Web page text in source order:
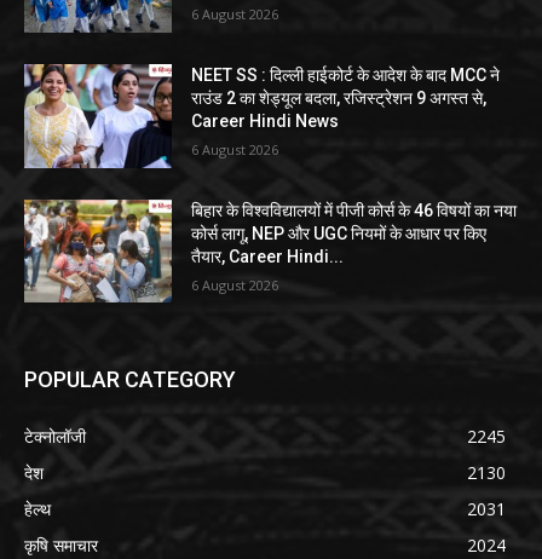
6 August 2026
NEET SS : दिल्ली हाईकोर्ट के आदेश के बाद MCC ने
राउंड 2 का शेड्यूल बदला, रजिस्ट्रेशन 9 अगस्त से,
Career Hindi News
6 August 2026
बिहार के विश्वविद्यालयों में पीजी कोर्स के 46 विषयों का नया
कोर्स लागू, NEP और UGC नियमों के आधार पर किए
तैयार, Career Hindi...
6 August 2026
POPULAR CATEGORY
टेक्नोलॉजी
2245
देश
2130
हेल्थ
2031
कृषि समाचार
2024